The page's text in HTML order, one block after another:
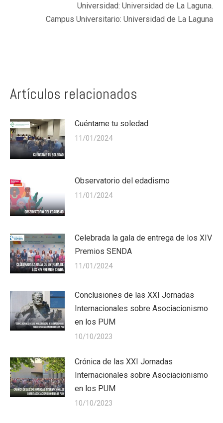
Universidad: Universidad de La Laguna.
Campus Universitario: Universidad de La Laguna
Artículos relacionados
Cuéntame tu soledad
11/01/2024
Observatorio del edadismo
11/01/2024
Celebrada la gala de entrega de los XIV
Premios SENDA
11/01/2024
Conclusiones de las XXI Jornadas
Internacionales sobre Asociacionismo
en los PUM
10/10/2023
Crónica de las XXI Jornadas
Internacionales sobre Asociacionismo
en los PUM
10/10/2023